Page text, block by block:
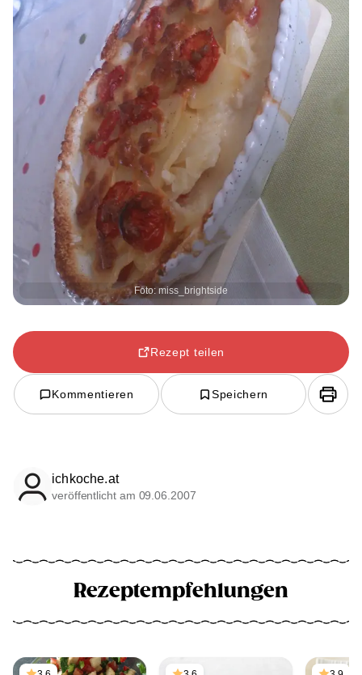
Foto: miss_brightside
Rezept teilen
Kommentieren Speichern
ichkoche.at
veröffentlicht am 09.06.2007
Rezeptempfehlungen